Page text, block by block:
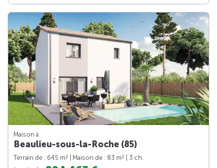
Maison à
Beaulieu-sous-la-Roche (85)
Terrain de : 645 m2 | Maison de : 83 m2
| 3 ch.